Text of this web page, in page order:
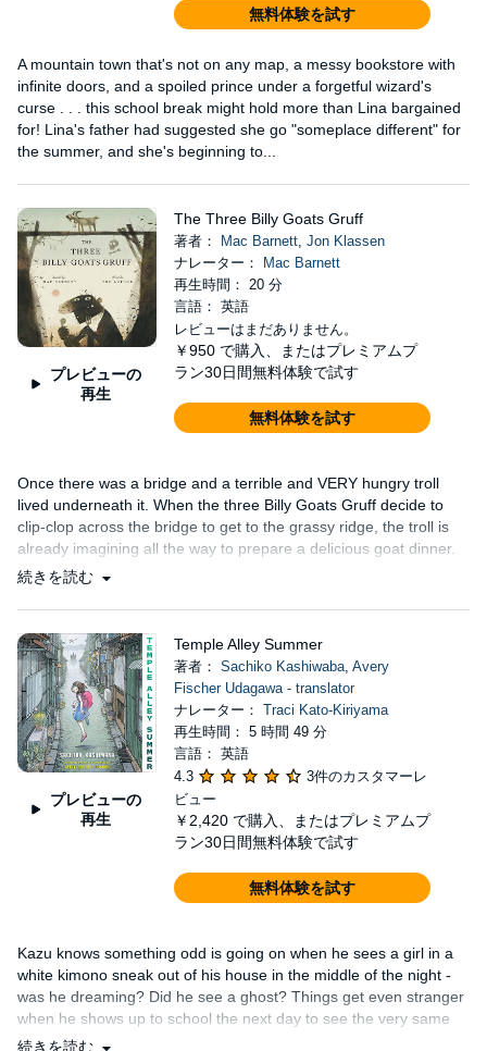
無料体験を試す
A mountain town that's not on any map, a messy bookstore with
infinite doors, and a spoiled prince under a forgetful wizard's
curse . . . this school break might hold more than Lina bargained
for! Lina's father had suggested she go "someplace different" for
the summer, and she's beginning to...
プレビューの
再生
The Three Billy Goats Gruff
著者： Mac Barnett, Jon Klassen
ナレーター：
Mac Barnett
再生時間： 20 分
言語： 英語
レビューはまだありません。
￥950 で購入、またはプレミアムプ
ラン30日間無料体験で試す
無料体験を試す
Once there was a bridge and a terrible and VERY hungry troll
lived underneath it. When the three Billy Goats Gruff decide to
clip-clop across the bridge to get to the grassy ridge, the troll is
already imagining all the way to prepare a delicious goat dinner.
続きを読む
プレビューの
再生
Temple Alley Summer
著者： Sachiko Kashiwaba, Avery
Fischer Udagawa - translator
ナレーター： Traci Kato-Kiriyama
再生時間： 5 時間 49 分
言語： 英語
4.3
3件のカスタマーレ
ビュー
￥2,420 で購入、またはプレミアムプ
ラン30日間無料体験で試す
無料体験を試す
Kazu knows something odd is going on when he sees a girl in a
white kimono sneak out of his house in the middle of the night -
was he dreaming? Did he see a ghost? Things get even stranger
when he shows up to school the next day to see the very same
figure sitting in his classroom....
続きを読む